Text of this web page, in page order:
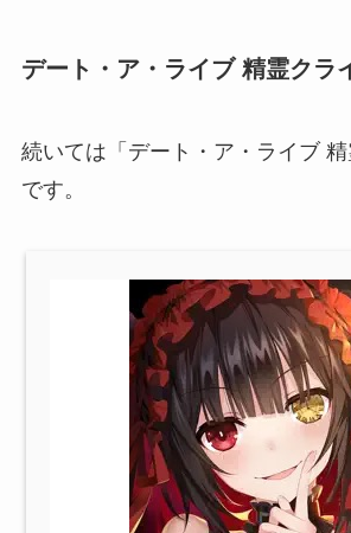
デート・ア・ライブ 精霊クラ
続いては「デート・ア・ライブ 精
です。